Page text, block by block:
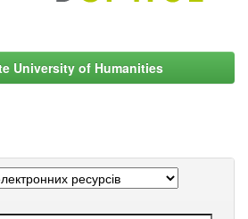
University of Humanities